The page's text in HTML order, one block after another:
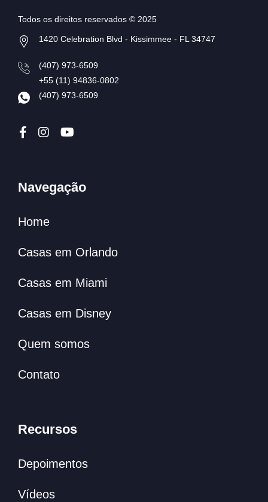
Todos os direitos reservados © 2025
1420 Celebration Blvd - Kissimmee - FL 34747
(407) 973-6509
+55 (11) 94836-0802
(407) 973-6509
Navegação
Home
Casas em Orlando
Casas em Miami
Casas em Disney
Quem somos
Contato
Recursos
Depoimentos
Vídeos